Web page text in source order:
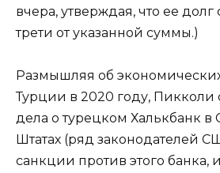
вчера, утверждая, что ее долг
трети от указанной суммы.)
Размышляя об
Турции в 2020 году, Пикколи
дела о турецком Халькбанк
Штатах (ряд законодателей
санкции против этого банка,